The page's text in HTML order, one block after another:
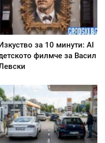
за 10 минути: AI
филмче за Васил